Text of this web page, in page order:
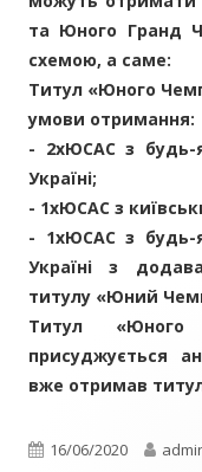
та Юного Гранд
схемою, а саме:
Титул «Юного
умови отримання:
- 2хЮСАС з будь-
Україні;
- 1хЮСАС з
- 1хЮСАС з будь-
Україні з
титулу «Юний
Титул «Юного
присуджується
вже отримав
Опубліковано
16/06/2020